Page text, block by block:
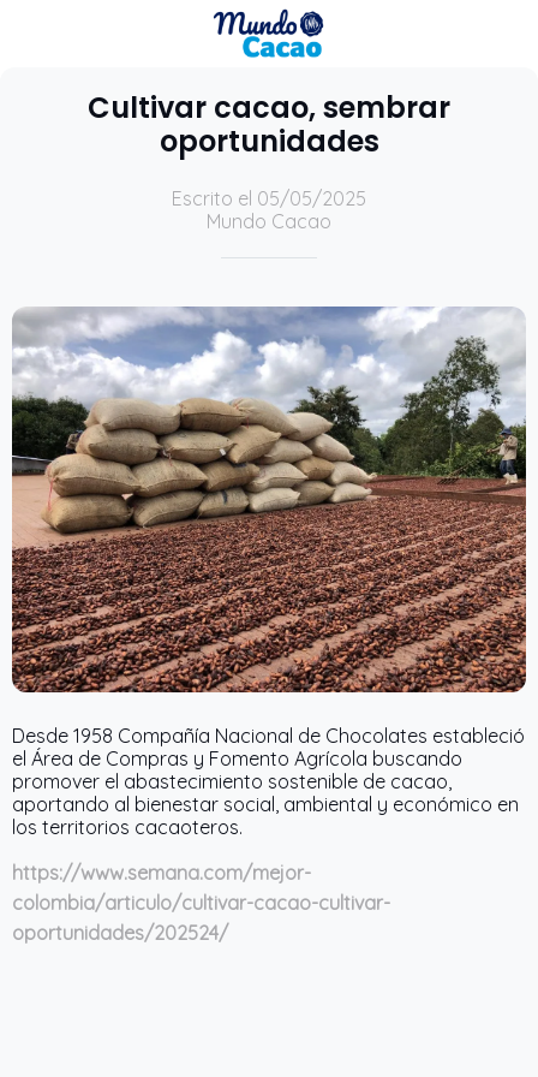
Cultivar cacao, sembrar
oportunidades
Escrito el 05/05/2025
Mundo Cacao
Desde 1958 Compañía Nacional de Chocolates estableció
el Área de Compras y Fomento Agrícola buscando
promover el abastecimiento sostenible de cacao,
aportando al bienestar social, ambiental y económico en
los territorios cacaoteros.
https://www.semana.com/mejor-
colombia/articulo/cultivar-cacao-cultivar-
oportunidades/202524/